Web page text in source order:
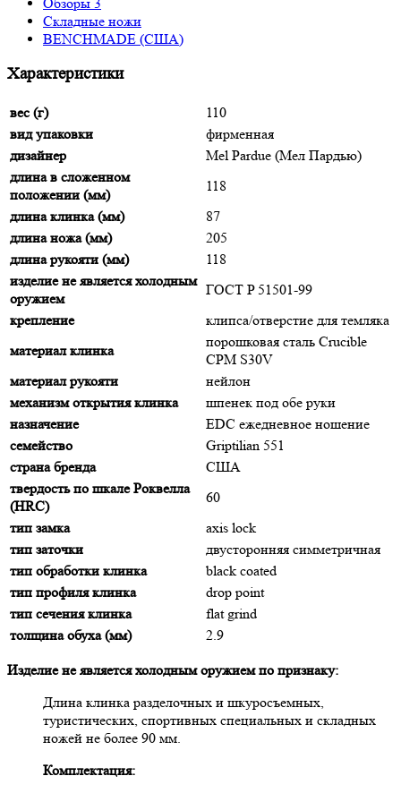
Складные ножи
BENCHMADE (США)
Характеристики
вес (г)
110
вид упаковки
фирменная
дизайнер
Mel Pardue (Мел Пардью)
длина в сложенном
положении (мм)
118
длина клинка (мм)
87
длина ножа (мм)
205
длина рукояти (мм)
118
изделие не является холодным
оружием
ГОСТ P 51501-99
крепление
клипса/отверстие для темляка
материал клинка
порошковая сталь Crucible
CPM S30V
материал рукояти
нейлон
механизм открытия клинка
шпенек под обе руки
назначение
EDC ежедневное ношение
семейство
Griptilian 551
страна бренда
США
твердость по шкале Роквелла
(HRC)
60
тип замка
axis lock
тип заточки
двусторонняя симметричная
тип обработки клинка
black coated
тип профиля клинка
drop point
тип сечения клинка
flat grind
толщина обуха (мм)
2.9
Изделие не является холодным оружием по признаку:
Длина клинка разделочных и шкуросъемных,
туристических, спортивных специальных и складных
ножей не более 90 мм.
Комплектация: